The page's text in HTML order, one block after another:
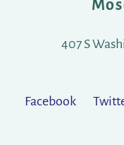
407 S
Facebook